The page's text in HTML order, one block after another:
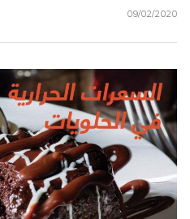
09/02/2020